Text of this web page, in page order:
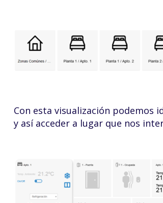
Con esta visualización podemos
y así acceder a lugar que nos